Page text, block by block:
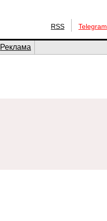
RSS Telegram
Реклама